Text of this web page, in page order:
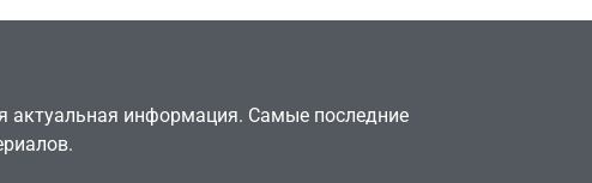
актуальная информация. Самые последние